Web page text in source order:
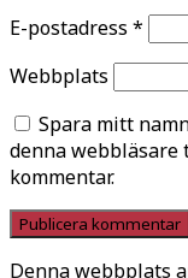
E-postadress *
Webbplats
Spara mitt
denna webbläsare
kommentar.
Denna webbplats